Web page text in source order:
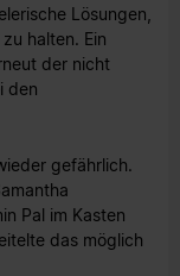
Lösungen,
halten. Ein
der nicht
den
gefährlich.
Pal im Kasten
das möglich